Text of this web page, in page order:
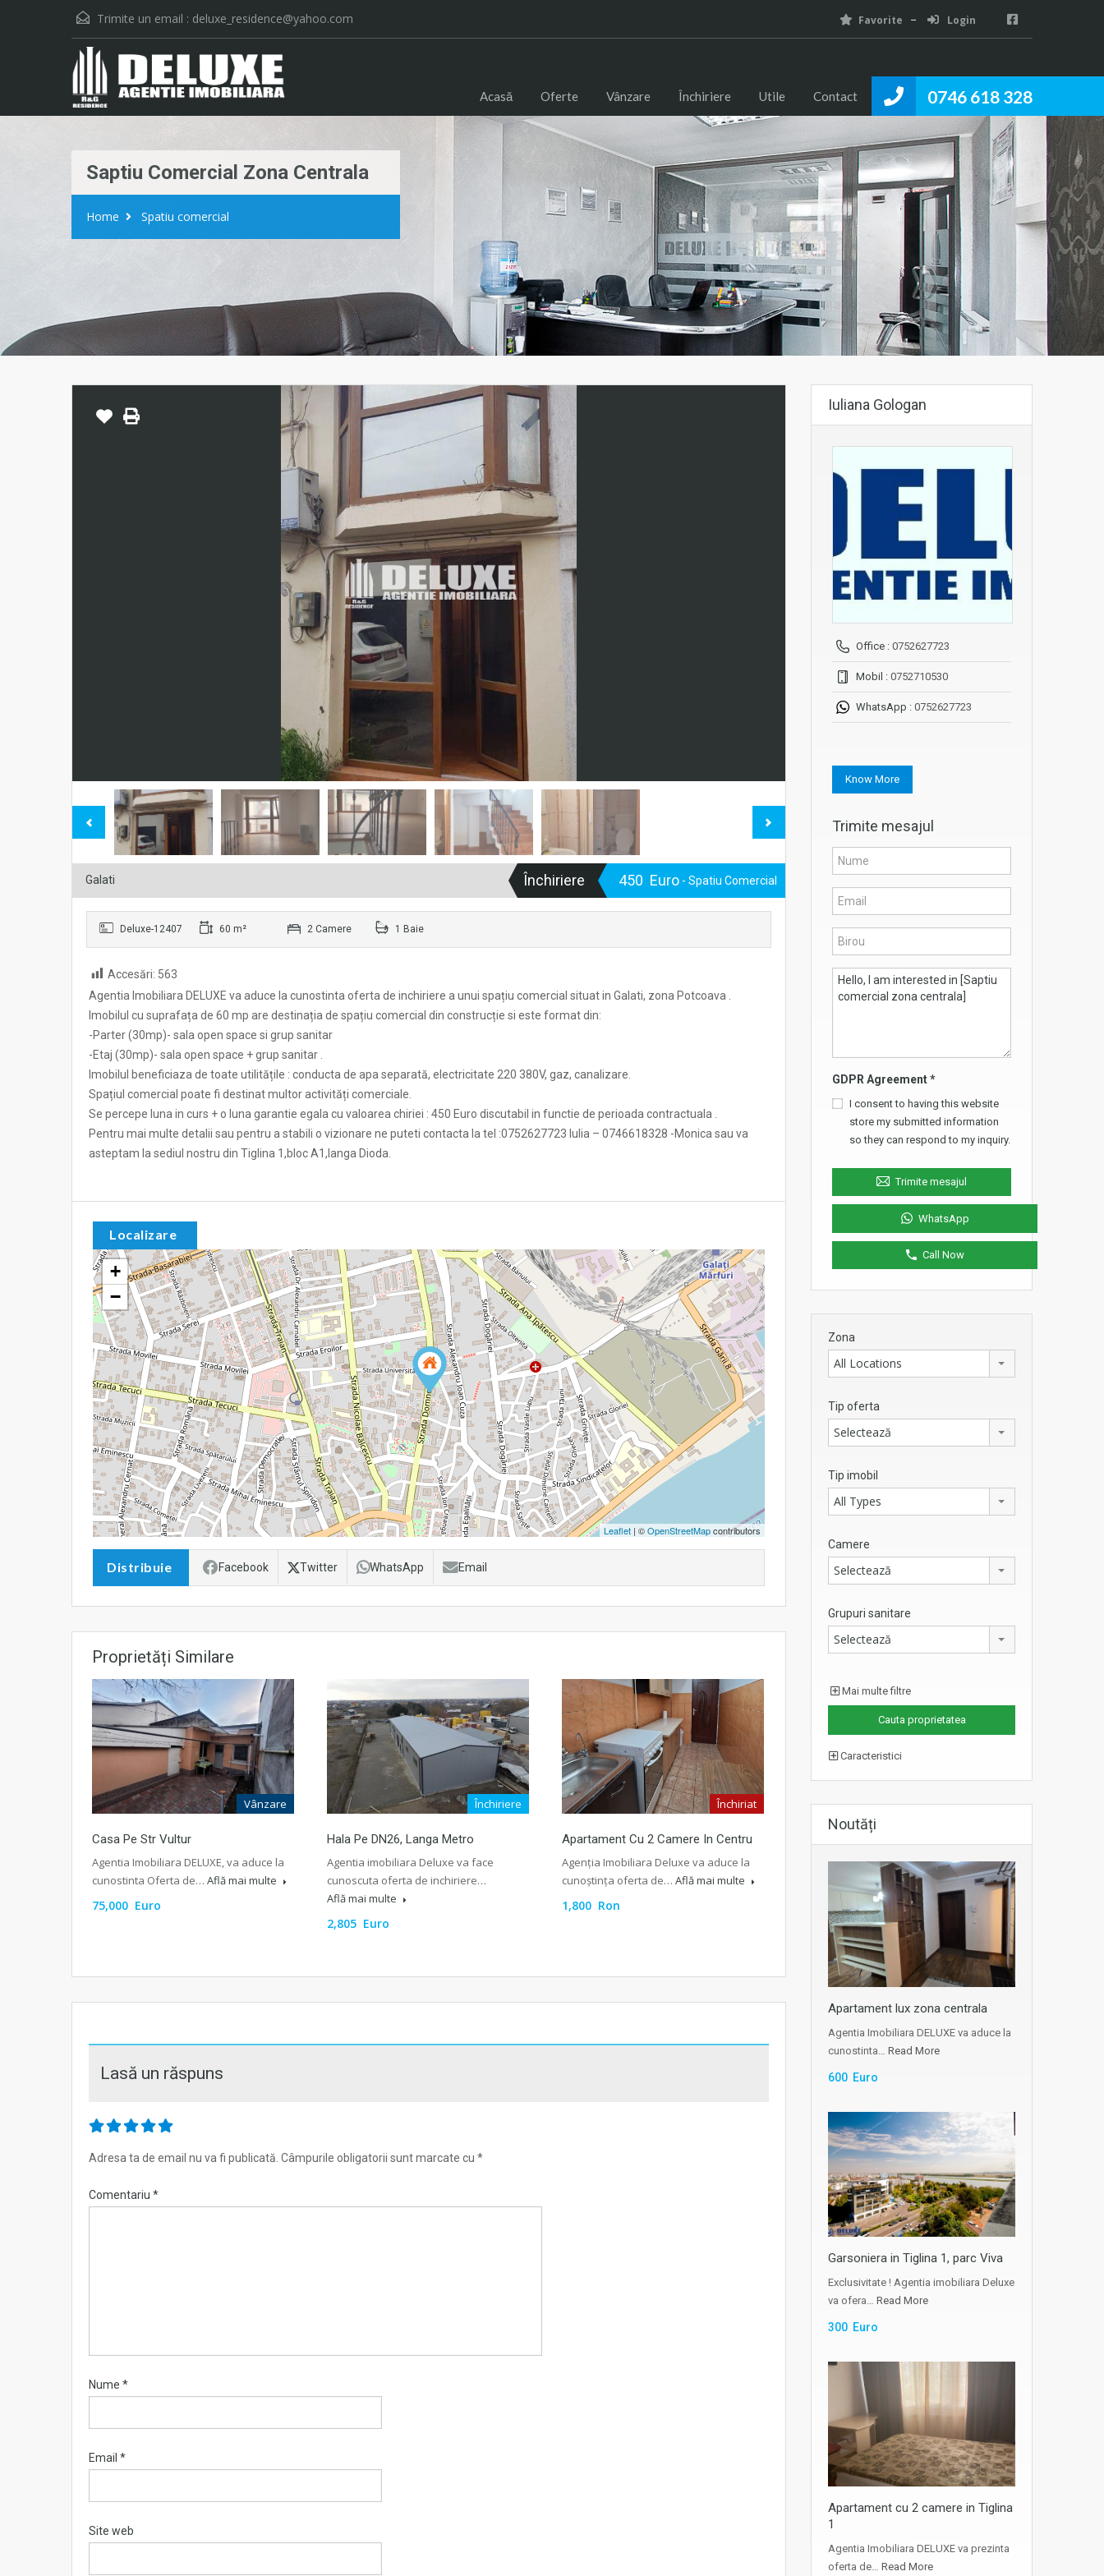
Trimite un email : deluxe_residence@yahoo.com Favorite Login
0746 618 328
Acasă Oferte Vânzare Închiriere Utile Contact
Saptiu Comercial Zona Centrala
Home Spatiu comercial
Galati Închiriere 450 Euro - Spatiu Comercial
Deluxe-12407 60 m² 2 Camere 1 Baie
Accesări: 563
Agentia Imobiliara DELUXE va aduce la cunostinta oferta de inchiriere a unui spațiu comercial situat in Galati, zona Potcoava .
Imobilul cu suprafața de 60 mp are destinația de spațiu comercial din construcție si este format din:
-Parter (30mp)- sala open space si grup sanitar
-Etaj (30mp)- sala open space + grup sanitar .
Imobilul beneficiaza de toate utilitățile : conducta de apa separată, electricitate 220 380V, gaz, canalizare.
Spațiul comercial poate fi destinat multor activități comerciale.
Se percepe luna in curs + o luna garantie egala cu valoarea chiriei : 450 Euro discutabil in functie de perioada contractuala .
Pentru mai multe detalii sau pentru a stabili o vizionare ne puteti contacta la tel :0752627723 Iulia – 0746618328 -Monica sau va
asteptam la sediul nostru din Tiglina 1,bloc A1,langa Dioda.
Localizare
+
−
Leaflet | ©OpenStreetMapcontributors
Distribuie Facebook Twitter WhatsApp Email
Proprietăți Similare
Vânzare
Casa Pe Str Vultur
Agentia Imobiliara DELUXE, va aduce la
cunostinta Oferta de… Află mai multe
75,000 Euro
Închiriere
Hala Pe DN26, Langa Metro
Agentia imobiliara Deluxe va face
cunoscuta oferta de inchiriere…
Află mai multe
2,805 Euro
Închiriat
Apartament Cu 2 Camere In Centru
Agenția Imobiliara Deluxe va aduce la
cunoștința oferta de… Află mai multe
1,800 Ron
Lasă un răspuns
Adresa ta de email nu va fi publicată. Câmpurile obligatorii sunt marcate cu *
Comentariu *
Nume *
Email *
Site web
Iuliana Gologan
Office : 0752627723
Mobil : 0752710530
WhatsApp : 0752627723
Know More
Trimite mesajul
GDPR Agreement*
I consent to having this website
store my submitted information
so they can respond to my inquiry.
Trimite mesajul
WhatsApp
Call Now
Zona
All Locations
Tip oferta
Selectează
Tip imobil
All Types
Camere
Selectează
Grupuri sanitare
Selectează
Mai multe filtre
Caracteristici
Noutăți
Apartament lux zona centrala
Agentia Imobiliara DELUXE va aduce la
cunostinta… Read More
600 Euro
Garsoniera in Tiglina 1, parc Viva
Exclusivitate ! Agentia imobiliara Deluxe
va ofera… Read More
300 Euro
Apartament cu 2 camere in Tiglina
1
Agentia Imobiliara DELUXE va prezinta
oferta de… Read More